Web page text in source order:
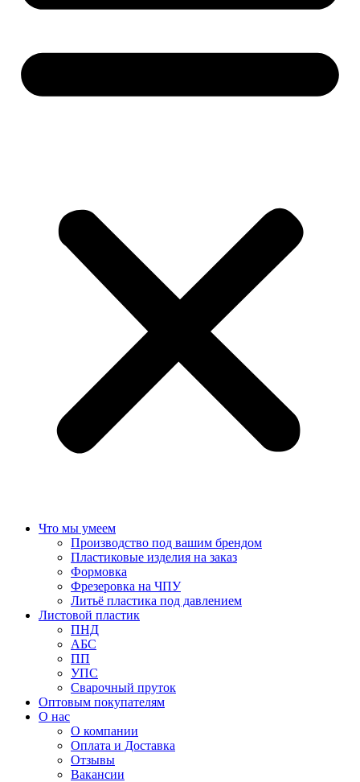
Что мы умеем
Производство под вашим брендом
Пластиковые изделия на заказ
Формовка
Фрезеровка на ЧПУ
Литьё пластика под давлением
Листовой пластик
ПНД
АБС
ПП
УПС
Сварочный пруток
Оптовым покупателям
О нас
О компании
Оплата и Доставка
Отзывы
Вакансии